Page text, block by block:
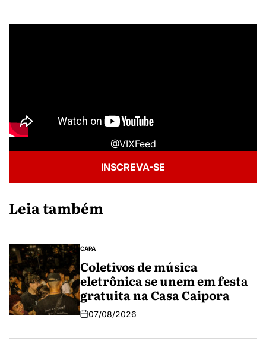
@VIXFeed
INSCREVA-SE
Leia também
CAPA
Coletivos de música
eletrônica se unem em festa
gratuita na Casa Caipora
07/08/2026